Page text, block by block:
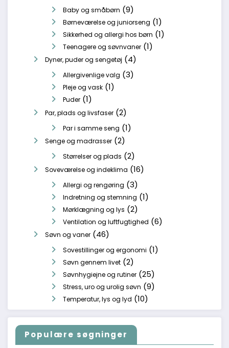
Baby og småbørn (9)
Børneværelse og juniorseng (1)
Sikkerhed og allergi hos børn (1)
Teenagere og søvnvaner (1)
Dyner, puder og sengetøj (4)
Allergivenlige valg (3)
Pleje og vask (1)
Puder (1)
Par, plads og livsfaser (2)
Par i samme seng (1)
Senge og madrasser (2)
Størrelser og plads (2)
Soveværelse og indeklima (16)
Allergi og rengøring (3)
Indretning og stemning (1)
Mørklægning og lys (2)
Ventilation og luftfugtighed (6)
Søvn og vaner (46)
Sovestillinger og ergonomi (1)
Søvn gennem livet (2)
Søvnhygiejne og rutiner (25)
Stress, uro og urolig søvn (9)
Temperatur, lys og lyd (10)
Populære søgninger